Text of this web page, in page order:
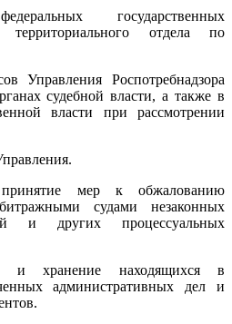
государственных
отдела по
Управления Роспотребнадзора
судебной власти, а также в
власти при рассмотрении
мер к обжалованию
судами незаконных
и других процессуальных
и хранение находящихся в
административных дел и